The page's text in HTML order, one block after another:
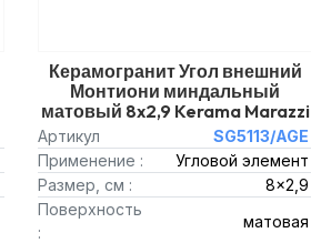
Керамогранит Угол внешний
Монтиони миндальный
матовый 8x2,9 Kerama Marazzi
Артикул
SG5113/AGE
Применение :
Угловой элемент
Размер, см :
8x2,9
Поверхность
:
матовая